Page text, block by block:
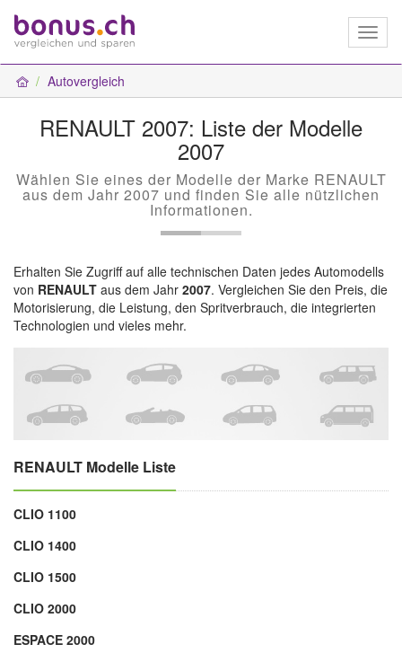
Autovergleich
RENAULT 2007: Liste der Modelle
2007
Wählen Sie eines der Modelle der Marke RENAULT
aus dem Jahr 2007 und finden Sie alle nützlichen
Informationen.
Erhalten Sie Zugriff auf alle technischen Daten jedes Automodells
von RENAULT aus dem Jahr 2007. Vergleichen Sie den Preis, die
Motorisierung, die Leistung, den Spritverbrauch, die integrierten
Technologien und vieles mehr.
RENAULT Modelle Liste
CLIO 1100
CLIO 1400
CLIO 1500
CLIO 2000
ESPACE 2000